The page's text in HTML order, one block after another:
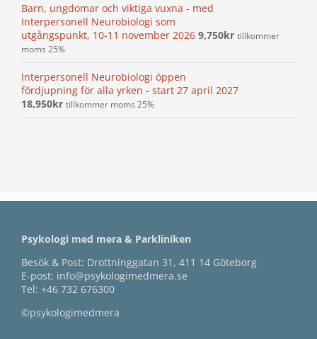
Barn, ungdomar och viktiga vuxna - med
Interpersonell Neurobiologi som
utgångspunkt, 10-11 november 2026 9,750kr tillkommer
moms 25%
Interpersonell Neurobiologi öppen
fördjupning för alla yrken - start 27 april 2027
18,950kr tillkommer moms 25%
Psykologi med mera & Parkliniken
Besök & Post: Drottninggatan 31, 411 14 Göteborg
E-post: info@psykologimedmera.se
Tel: +46 732 676300
©psykologimedmera